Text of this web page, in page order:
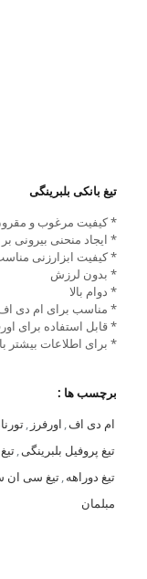
تیغ بانکی بلبرینگی
* کیفیت مرغوب و
* ایجاد منحنی بیرونی
* کیفیت ابزارزنی
* بدون لرزش
* دوام بالا
* مناسب برای ام دی
* قابل استفاده برای
* برای اطلاعات بیشتر
برچسب ها :
ام دی اف, اورفرز ,
تیغ پروفیل بلبرینگی,
تیغ دوراهه,تیغ سی
مبلمان